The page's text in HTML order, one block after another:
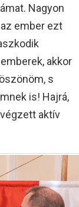
Nagyon
ember ezt
akkor
s
is! Hajrá,
aktív